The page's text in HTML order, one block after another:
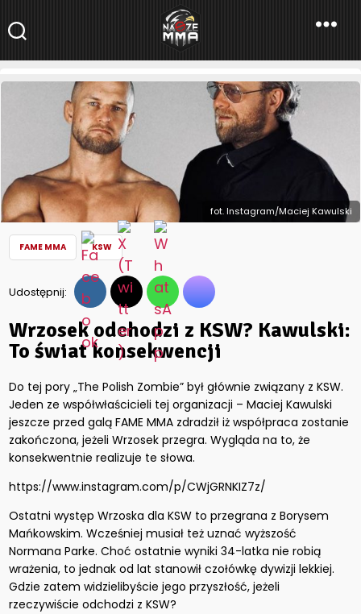
NaszeMMA
NaszeMMA.pl»Aktualności»Freak fighty»FAME MMA»Wrzosek
odchodzi z KSW? Kawulski: To świat konsekwencji
fot. Instagram/Maciej Kawulski
FAME MMA KSW
Udostępnij:
Wrzosek odchodzi z KSW? Kawulski:
To świat konsekwencji
Do tej pory „The Polish Zombie” był głównie związany z KSW.
Jeden ze współwłaścicieli tej organizacji – Maciej Kawulski
jeszcze przed galą FAME MMA zdradził iż współpraca zostanie
zakończona, jeżeli Wrzosek przegra. Wygląda na to, że
konsekwentnie realizuje te słowa.
https://www.instagram.com/p/CWjGRNKIZ7z/
Ostatni występ Wrzoska dla KSW to przegrana z Borysem
Mańkowskim. Wcześniej musiał też uznać wyższość
Normana Parke. Choć ostatnie wyniki 34-latka nie robią
wrażenia, to jednak od lat stanowił czołówkę dywizji lekkiej.
Gdzie zatem widzielibyście jego przyszłość, jeżeli
rzeczywiście odchodzi z KSW?